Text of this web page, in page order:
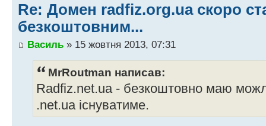
Re: Домен radfiz.org.ua скоро
безкоштовним...
Василь » 15 жовтня 2013, 07:31
MrRoutman написав:
Radfiz.net.ua - безкоштовно маю
.net.ua існуватиме.